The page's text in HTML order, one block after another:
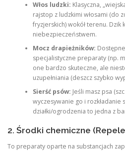
Włos ludzki: Klasyczna,
rajstop z ludzkimi włosami (do
fryzjerskich) wokół terenu. Dzik
niebezpieczeństwem.
Mocz drapieżników:
specjalistyczne preparaty (np.
one bardzo skuteczne, ale
uzupełniania (deszcz szybko
Sierść psów: Jeśli masz psa
wyczesywanie go i rozkładanie
działki/ogrodzenia to jedna z
2. Środki chemiczne
To preparaty oparte na substancjach